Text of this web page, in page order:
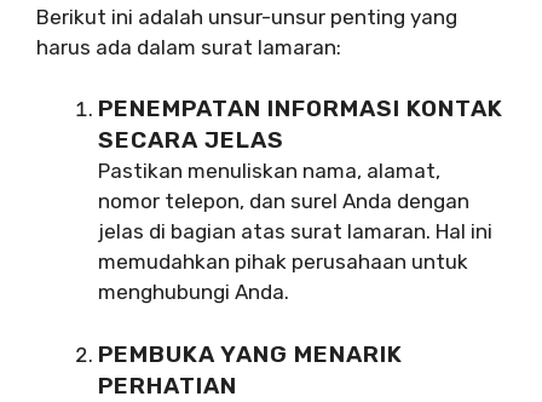
Berikut ini adalah unsur-unsur penting yang
harus ada dalam surat lamaran:
PENEMPATAN INFORMASI KONTAK
SECARA JELAS
Pastikan menuliskan nama, alamat,
nomor telepon, dan surel Anda dengan
jelas di bagian atas surat lamaran. Hal ini
memudahkan pihak perusahaan untuk
menghubungi Anda.
PEMBUKA YANG MENARIK
PERHATIAN